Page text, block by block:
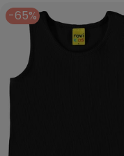
-65%